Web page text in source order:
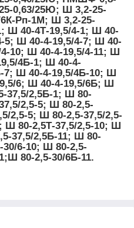
0,63/25Ю; Ш 3,2-25-
Рп-1М; Ш 3,2-25-
Ш 40-4Т-19,5/4-1; Ш 40-
5; Ш 40-4-19,5/4-7; Ш 40-
10; Ш 40-4-19,5/4-11; Ш
4Б-1; Ш 40-4-
7; Ш 40-4-19,5/4Б-10; Ш
6; Ш 40-4-19,5/6Б; Ш
37,5/2,5Б-1; Ш 80-
2,5-5; Ш 80-2,5-
2,5-5; Ш 80-2,5-37,5/2,5-
Ш 80-2,5Т-37,5/2,5-10; Ш
37,5/2,5Б-11; Ш 80-
30/6-10; Ш 80-2,5-
80-2,5-30/6Б-11.